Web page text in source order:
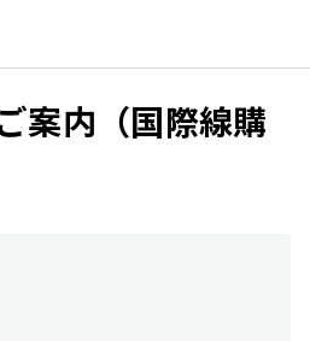
案内（国際線購